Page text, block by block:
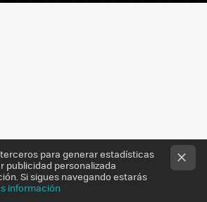
para generar estadísticas
publicidad personalizada
Si sigues navegando estarás
información